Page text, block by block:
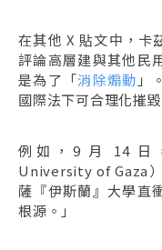
在其他 X 貼文中，卡
評論高層建與其他民
是為了「消除煽動 」
國際法下可合理化摧
例如，9 月 14 日
University of Gaza
薩『伊斯蘭』大學直
根源。」